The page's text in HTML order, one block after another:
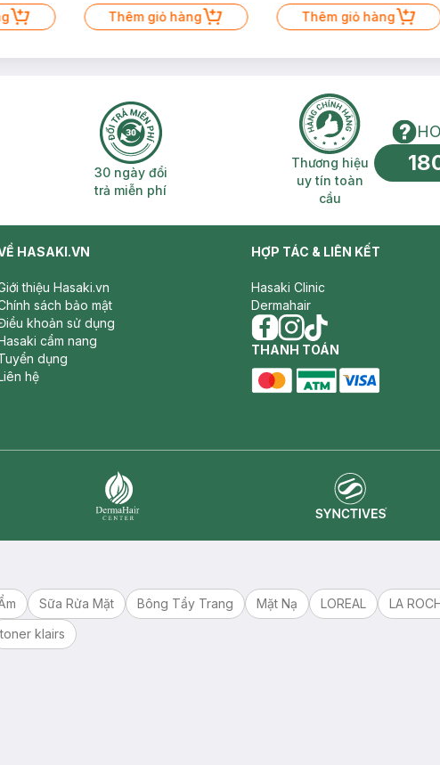
Thêm giỏ hàng Thêm giỏ hàng
miễn phí 2H 30 ngày đổi trả miễn phí
30 ngày đổi
trả miễn phí
Thương hiệu uy
Thương hiệu
uy tín toàn
cầu
HASAKI.VN
thiệu Hasaki.vn
sách bảo mật
khoản sử dụng
cẩm nang
dụng
hệ
HỢP TÁC & LIÊN KẾT
Hasaki Clinic
Dermahair
facebook
instagram
tiktok
THANH TOÁN
Sữa Rửa Mặt Bông Tẩy Trang Mặt Nạ LOREAL LA
toner klairs